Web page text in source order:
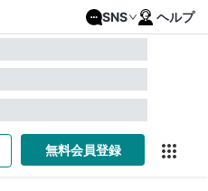
SNS ヘルプ
無料会員登録